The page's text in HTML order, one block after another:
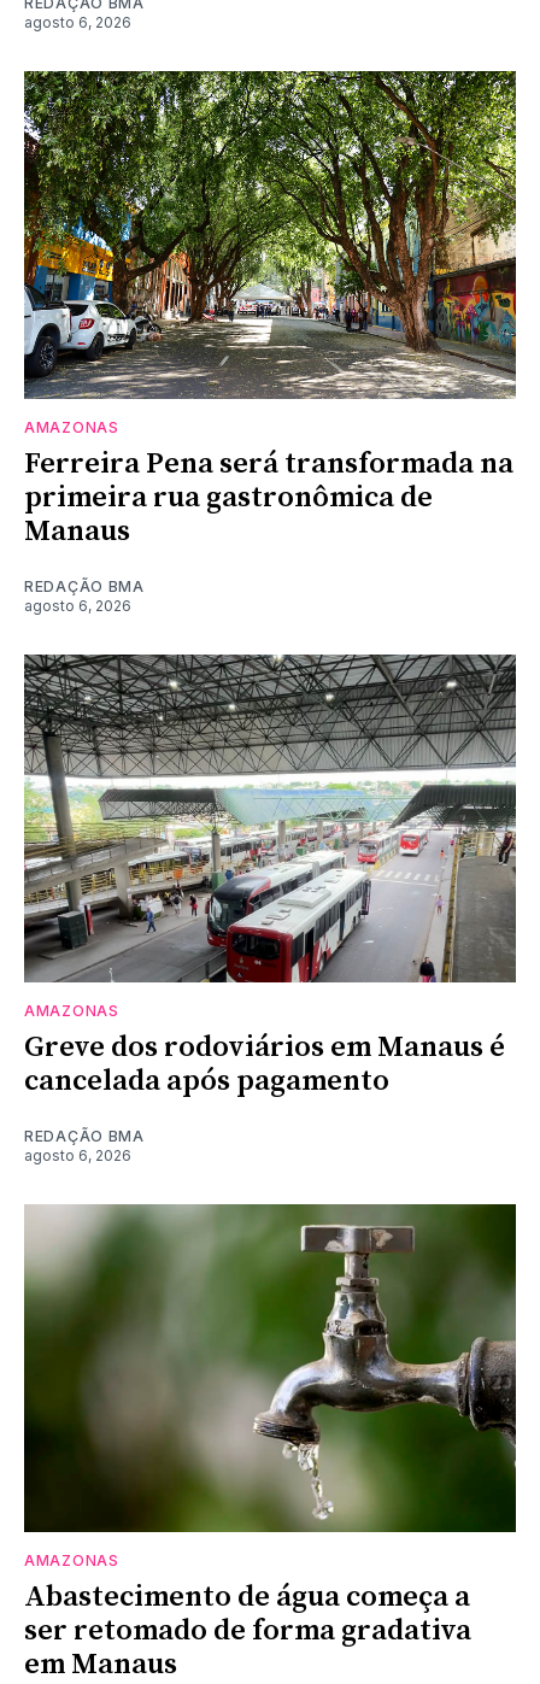
agosto 6, 2026
AMAZONAS
Ferreira Pena será transformada na
primeira rua gastronômica de
Manaus
REDAÇÃO BMA
agosto 6, 2026
AMAZONAS
Greve dos rodoviários em Manaus é
cancelada após pagamento
REDAÇÃO BMA
agosto 6, 2026
AMAZONAS
Abastecimento de água começa a
ser retomado de forma gradativa
em Manaus